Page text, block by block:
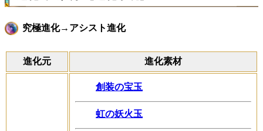
究極進化→アシスト進化
進化元 進化素材
創装の宝玉
虹の妖火玉